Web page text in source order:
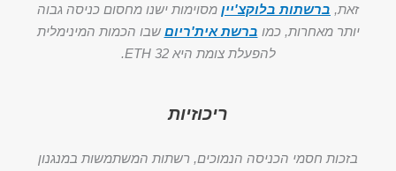
זאת, ברשתות בלוקצ'יין מסוימות ישנו מחסום כניסה גבוה
יותר מאחרות, כמו ברשת אית'ריום שבו הכמות המינימלית
להפעלת צומת היא 32 ETH.
ריכוזיות
בזכות חסמי הכניסה הנמוכים, רשתות המשתמשות במנגנון